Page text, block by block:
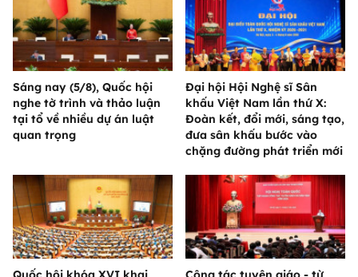
Sáng nay (5/8), Quốc hội
nghe tờ trình và thảo luận
tại tổ về nhiều dự án luật
quan trọng
Đại hội Hội Nghệ sĩ Sân
khấu Việt Nam lần thứ X:
Đoàn kết, đổi mới, sáng tạo,
đưa sân khấu bước vào
chặng đường phát triển mới